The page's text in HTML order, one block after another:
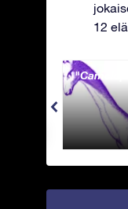
12